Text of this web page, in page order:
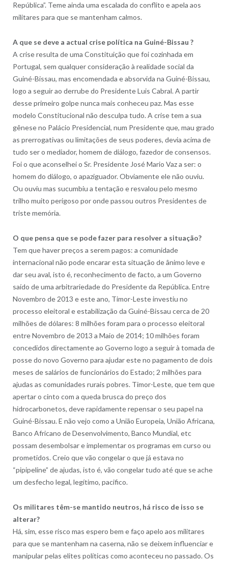
República”. Teme ainda uma escalada do conflito e apela aos
militares para que se mantenham calmos.
A que se deve a actual crise política na Guiné-Bissau ?
A crise resulta de uma Constituição que foi cozinhada em
Portugal, sem qualquer consideração à realidade social da
Guiné-Bissau, mas encomendada e absorvida na Guiné-Bissau,
logo a seguir ao derrube do Presidente Luis Cabral. A partir
desse primeiro golpe nunca mais conheceu paz. Mas esse
modelo Constitucional não desculpa tudo. A crise tem a sua
gênese no Palácio Presidencial, num Presidente que, mau grado
as prerrogativas ou limitações de seus poderes, devia acima de
tudo ser o mediador, homem de diálogo, fazedor de consensos.
Foi o que aconselhei o Sr. Presidente José Mario Vaz a ser: o
homem do diálogo, o apaziguador. Obviamente ele não ouviu.
Ou ouviu mas sucumbiu a tentação e resvalou pelo mesmo
trilho muito perigoso por onde passou outros Presidentes de
triste memória.
O que pensa que se pode fazer para resolver a situação?
Tem que haver preços a serem pagos: a comunidade
internacional não pode encarar esta situação de ânimo leve e
dar seu aval, isto é, reconhecimento de facto, a um Governo
saído de uma arbitrariedade do Presidente da República. Entre
Novembro de 2013 e este ano, Timor-Leste investiu no
processo eleitoral e estabilização da Guiné-Bissau cerca de 20
milhões de dólares: 8 milhões foram para o processo eleitoral
entre Novembro de 2013 a Maio de 2014; 10 milhões foram
concedidos directamente ao Governo logo a seguir à tomada de
posse do novo Governo para ajudar este no pagamento de dois
meses de salários de funcionários do Estado; 2 milhões para
ajudas as comunidades rurais pobres. Timor-Leste, que tem que
apertar o cinto com a queda brusca do preço dos
hidrocarbonetos, deve rapidamente repensar o seu papel na
Guiné-Bissau. E não vejo como a União Europeia, União Africana,
Banco Africano de Desenvolvimento, Banco Mundial, etc
possam desembolsar e implementar os programas em curso ou
prometidos. Creio que vão congelar o que já estava no
“pipipeline” de ajudas, isto é, vão congelar tudo até que se ache
um desfecho legal, legítimo, pacifico.
Os militares têm-se mantido neutros, há risco de isso se
alterar?
Há, sim, esse risco mas espero bem e faço apelo aos militares
para que se mantenham na caserna, não se deixem influenciar e
manipular pelas elites políticas como aconteceu no passado. Os